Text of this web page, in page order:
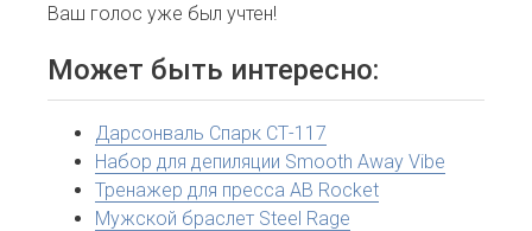
Ваш голос уже был учтен!
Может быть интересно:
Дарсонваль Спарк СТ-117
Набор для депиляции Smooth Away Vibe
Тренажер для пресса AB Rocket
Мужской браслет Steel Rage